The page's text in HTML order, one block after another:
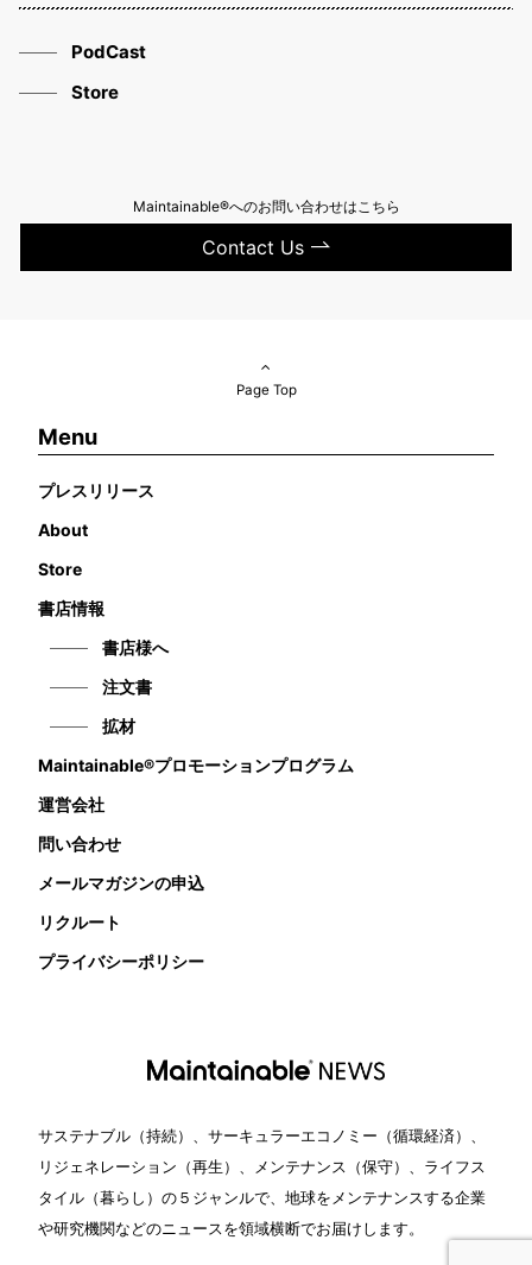
PodCast
Store
Maintainable®へのお問い合わせはこちら
Contact Us
Page Top
Menu
プレスリリース
About
Store
書店情報
書店様へ
注文書
拡材
Maintainable®プロモーションプログラム
運営会社
問い合わせ
メールマガジンの申込
リクルート
プライバシーポリシー
サステナブル（持続）、サーキュラーエコノミー（循環経済）、
リジェネレーション（再生）、メンテナンス（保守）、ライフス
タイル（暮らし）の５ジャンルで、地球をメンテナンスする企業
や研究機関などのニュースを領域横断でお届けします。